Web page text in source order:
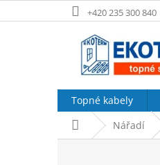
na
+420 235 300 840
Topné kabely
Domů Nářadí